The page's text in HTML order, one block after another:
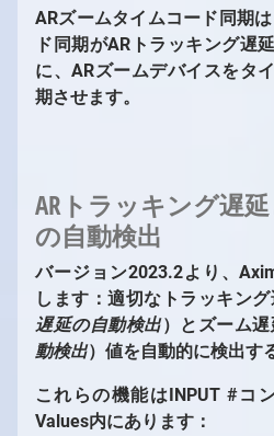
ARズームタイムコード同期
ド同期がARトラッキング遅
に、ARズームデバイスをタ
期させます。
ARトラッキング遅
の自動検出
バージョン2023.2より、
します：適切なトラッキン
遅延の自動検出）とズーム遅
動検出）値を自動的に検出す
これらの機能はINPUT #コ
Values内にあります：